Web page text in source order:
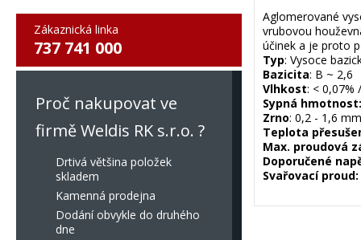
Zákaznická linka
737 741 000
Proč nakupovat ve
firmě Weldis RK s.r.o. ?
Drtivá většina položek
skladem
Kamenná prodejna
Dodání obvykle do druhého
dne
Aglomerované
vrubovou
účinek a je proto
Typ: Vysoce
Bazicita: B ~ 2,6
Vlhkost: < 0,07%
Sypná hmotnost:
Zrno: 0,2 - 1,6
Teplota
Max. proudová
Doporučené
Svařovací proud: